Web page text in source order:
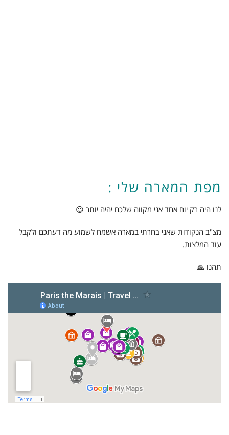
מפת המארה שלי :
לנו היה רק יום אחד אני מקווה שלכם יהיה יותר 😉
מצ"ב הנקודות שאני בחרתי במארה אשמח לשמוע מה דעתכם ולקבל
עוד המלצות.
תהנו 🙏